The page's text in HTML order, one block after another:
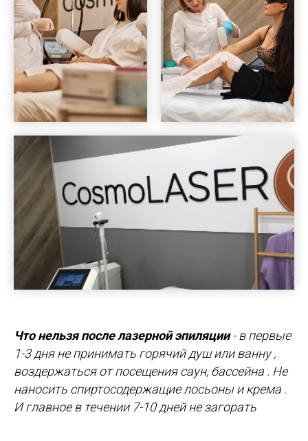
Что нельзя после лазерной эпиляции- в первые
1-3 дня не принимать горячий душ или ванну ,
воздержаться от посещения саун, бассейна . Не
наносить спиртосодержащие лосьоны и крема .
И главное в течении 7-10 дней не загорать